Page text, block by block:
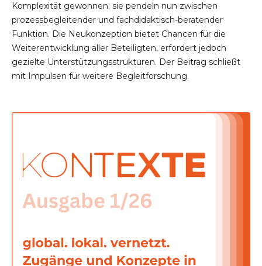
Komplexität gewonnen; sie pendeln nun zwischen
prozessbegleitender und fachdidaktisch-beratender
Funktion. Die Neukonzeption bietet Chancen für die
Weiterentwicklung aller Beteiligten, erfordert jedoch
gezielte Unterstützungsstrukturen. Der Beitrag schließt
mit Impulsen für weitere Begleitforschung.